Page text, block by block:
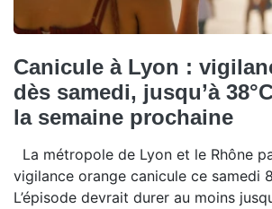
Canicule à Lyon :
dès samedi, jusqu’à
la semaine prochaine
La métropole de Lyon et le Rhône
vigilance orange canicule ce samedi
L’épisode devrait durer au moins